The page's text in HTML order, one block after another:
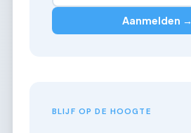
Aanmelden →
BLIJF OP DE HOOGTE